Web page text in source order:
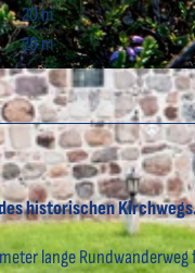
20 m
26 m
historischen
lange